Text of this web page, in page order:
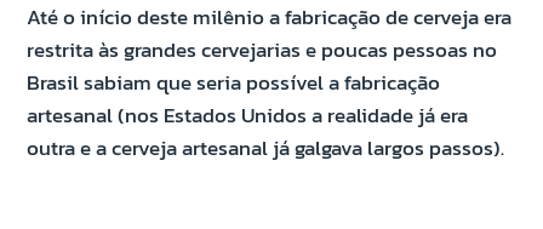
Até o início deste milênio a fabricação de cerveja era
restrita às grandes cervejarias e poucas pessoas no
Brasil sabiam que seria possível a fabricação
artesanal (nos Estados Unidos a realidade já era
outra e a cerveja artesanal já galgava largos passos).